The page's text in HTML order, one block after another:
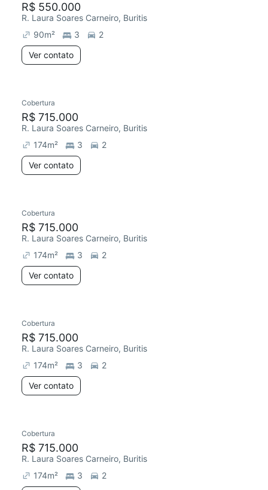
R$ 550.000
R. Laura Soares Carneiro, Buritis
90m² 3
2
Ver contato
Redecorar
Cobertura
R$ 715.000
R. Laura Soares Carneiro, Buritis
174m² 3
2
Ver contato
Redecorar
Cobertura
R$ 715.000
R. Laura Soares Carneiro, Buritis
174m² 3
2
Ver contato
Redecorar
Cobertura
R$ 715.000
R. Laura Soares Carneiro, Buritis
174m² 3
2
Ver contato
Redecorar
Cobertura
R$ 715.000
R. Laura Soares Carneiro, Buritis
174m² 3
2